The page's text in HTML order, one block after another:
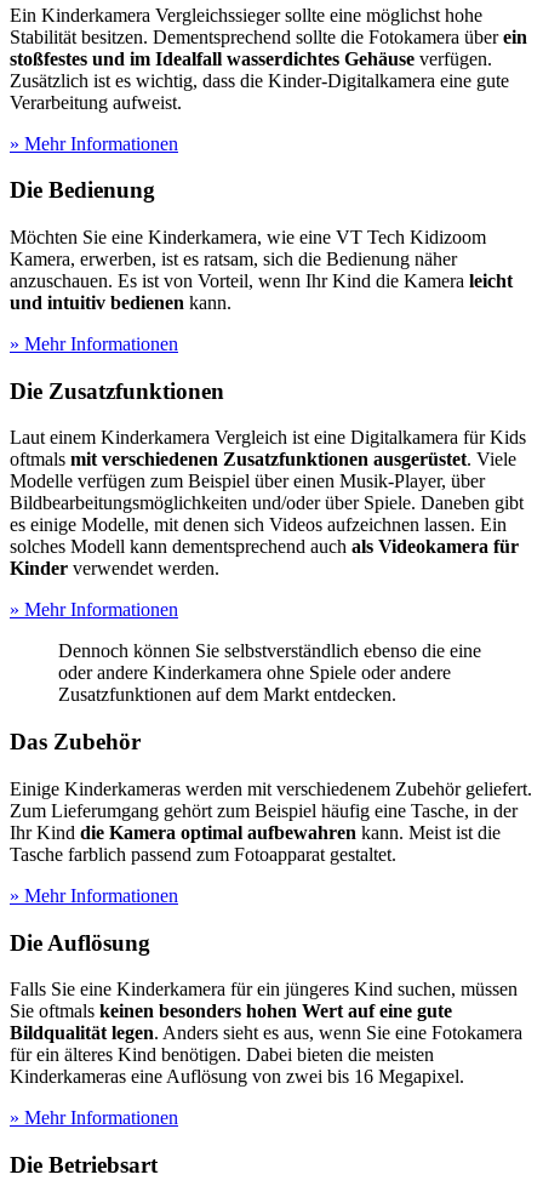
Ein Kinderkamera Vergleichssieger sollte eine möglichst hohe
Stabilität besitzen. Dementsprechend sollte die Fotokamera überein
stoßfestes und im Idealfall wasserdichtes Gehäuse verfügen.
Zusätzlich ist es wichtig, dass die Kinder-Digitalkamera eine gute
Verarbeitung aufweist.
» Mehr Informationen
Die Bedienung
Möchten Sie eine Kinderkamera, wie eine VT Tech Kidizoom
Kamera, erwerben, ist es ratsam, sich die Bedienung näher
anzuschauen. Es ist von Vorteil, wenn Ihr Kind die Kamera leicht
und intuitiv bedienen kann.
» Mehr Informationen
Die Zusatzfunktionen
Laut einem Kinderkamera Vergleich ist eine Digitalkamera für Kids
oftmals mit verschiedenen Zusatzfunktionen ausgerüstet. Viele
Modelle verfügen zum Beispiel über einen Musik-Player, über
Bildbearbeitungsmöglichkeiten und/oder über Spiele. Daneben gibt
es einige Modelle, mit denen sich Videos aufzeichnen lassen. Ein
solches Modell kann dementsprechend auch als Videokamera für
Kinder verwendet werden.
» Mehr Informationen
Dennoch können Sie selbstverständlich ebenso die eine
oder andere Kinderkamera ohne Spiele oder andere
Zusatzfunktionen auf dem Markt entdecken.
Das Zubehör
Einige Kinderkameras werden mit verschiedenem Zubehör geliefert.
Zum Lieferumgang gehört zum Beispiel häufig eine Tasche, in der
Ihr Kind die Kamera optimal aufbewahren kann. Meist ist die
Tasche farblich passend zum Fotoapparat gestaltet.
» Mehr Informationen
Die Auflösung
Falls Sie eine Kinderkamera für ein jüngeres Kind suchen, müssen
Sie oftmals keinen besonders hohen Wert auf eine gute
Bildqualität legen. Anders sieht es aus, wenn Sie eine Fotokamera
für ein älteres Kind benötigen. Dabei bieten die meisten
Kinderkameras eine Auflösung von zwei bis 16 Megapixel.
» Mehr Informationen
Die Betriebsart